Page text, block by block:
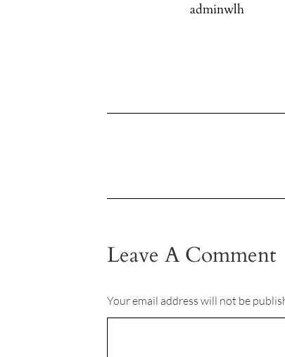
adminwlh
Leave A Comment
Your email address will not be